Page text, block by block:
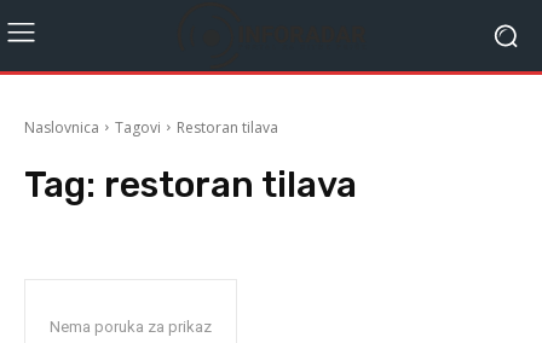
Naslovnica Tagovi Restoran tilava
Tag: restoran tilava
Nema poruka za prikaz